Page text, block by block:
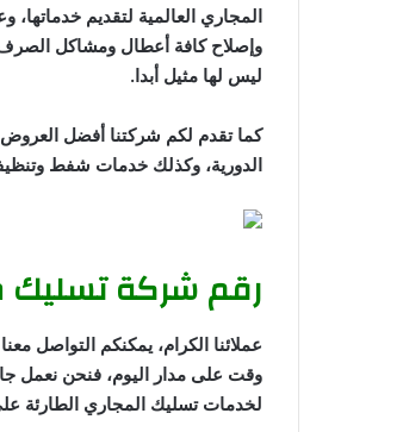
المجاري العالمية لتقديم
وإصلاح كافة أعطال ومشاكل
ليس لها مثيل أبدا.
كما تقدم لكم شركتنا أفضل
الدورية، وكذلك خدمات شفط وتنظيف
رقم شركة تسليك
عملائنا الكرام، يمكنكم التواصل
وقت على مدار اليوم، فنحن نعمل
لخدمات تسليك المجاري الطارئة على